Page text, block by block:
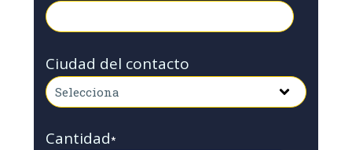
Ciudad del contacto
Cantidad*